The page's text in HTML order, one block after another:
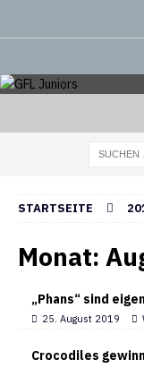
STARTSEITE
Monat:
„Phans“ sind
25. August 2019
Crocodiles